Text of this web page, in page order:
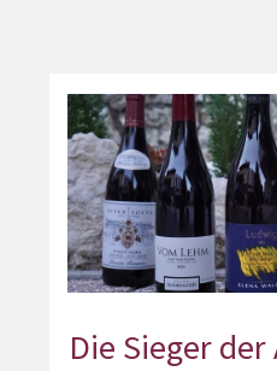
Die Sieger der